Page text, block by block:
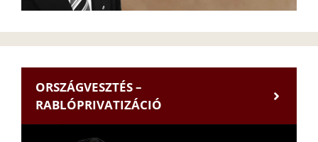
ORSZÁGVESZTÉS –
RABLÓPRIVATIZÁCIÓ